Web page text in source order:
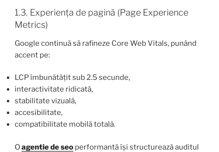
1.3. Experiența de pagină (Page Experience
Metrics)
Google continuă să rafineze Core Web Vitals, punând
accent pe:
LCP îmbunătățit sub 2.5 secunde,
interactivitate ridicată,
stabilitate vizuală,
accesibilitate,
compatibilitate mobilă totală.
Oagentie de seo performantă își structurează auditul